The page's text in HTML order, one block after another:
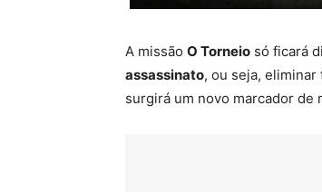
A missão O Torneio só ficará
assassinato, ou seja,
surgirá um novo marcador de